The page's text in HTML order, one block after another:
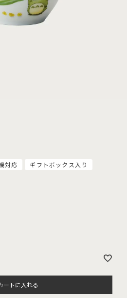
対応 ギフトボックス入り
ートに入れる